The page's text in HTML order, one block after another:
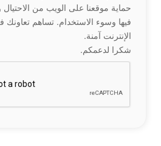
حماية موقعنا على الويب من
فيها وسوء الاستخدام. تساهم تعاونك
الإنترنت آمنة.
شكرا لدعمكم.